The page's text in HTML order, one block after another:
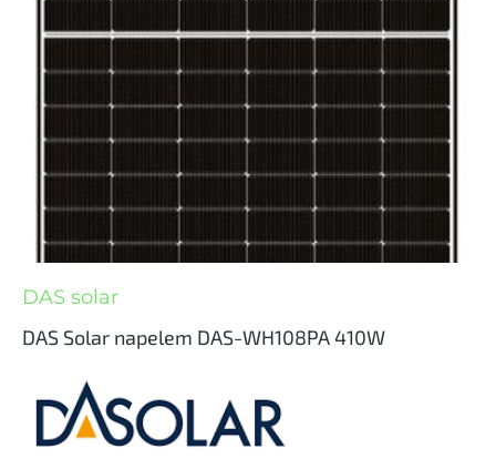
DAS solar
DAS Solar napelem DAS-WH108PA 410W